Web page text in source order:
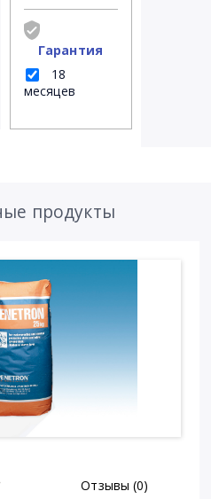
Гарантия
18
месяцев
продукты
Отзывы (0)